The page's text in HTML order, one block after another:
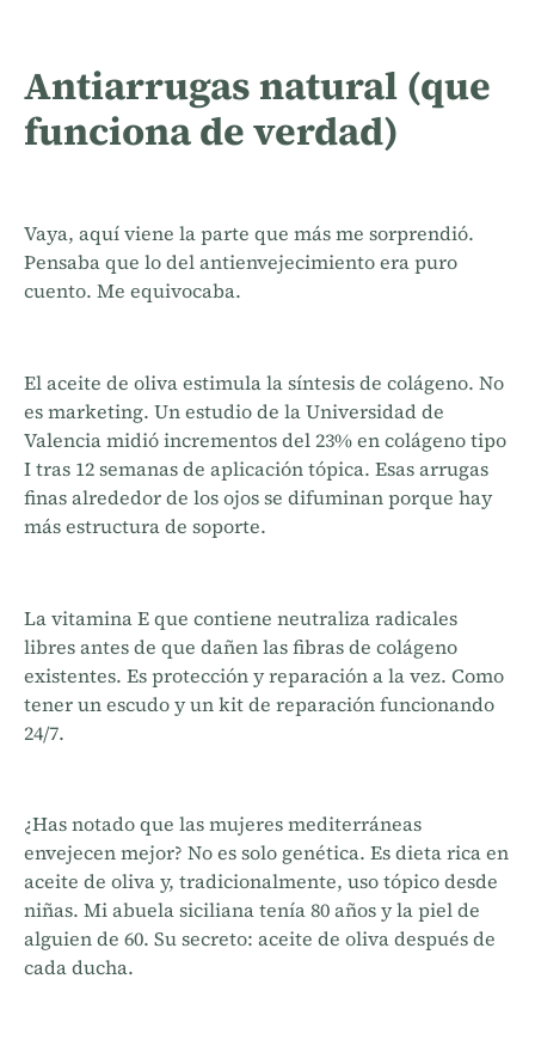
Antiarrugas natural (que
funciona de verdad)
Vaya, aquí viene la parte que más me sorprendió.
Pensaba que lo del antienvejecimiento era puro
cuento. Me equivocaba.
El aceite de oliva estimula la síntesis de colágeno. No
es marketing. Un estudio de la Universidad de
Valencia midió incrementos del 23% en colágeno tipo
I tras 12 semanas de aplicación tópica. Esas arrugas
finas alrededor de los ojos se difuminan porque hay
más estructura de soporte.
La vitamina E que contiene neutraliza radicales
libres antes de que dañen las fibras de colágeno
existentes. Es protección y reparación a la vez. Como
tener un escudo y un kit de reparación funcionando
24/7.
¿Has notado que las mujeres mediterráneas
envejecen mejor? No es solo genética. Es dieta rica en
aceite de oliva y, tradicionalmente, uso tópico desde
niñas. Mi abuela siciliana tenía 80 años y la piel de
alguien de 60. Su secreto: aceite de oliva después de
cada ducha.